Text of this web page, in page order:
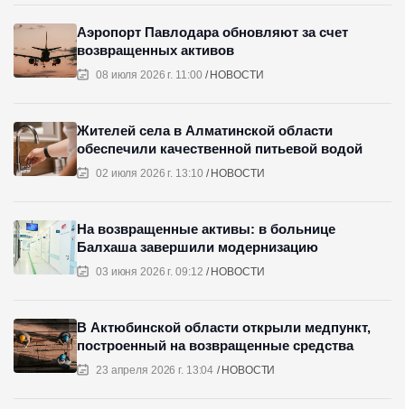
08 июля 2026 г. 11:00 НОВОСТИ
Аэропорт Павлодара обновляют за счет
возвращенных активов
02 июля 2026 г. 13:10 НОВОСТИ
Жителей села в Алматинской области
обеспечили качественной питьевой водой
03 июня 2026 г. 09:12 НОВОСТИ
На возвращенные активы: в больнице
Балхаша завершили модернизацию
23 апреля 2026 г. 13:04 НОВОСТИ
В Актюбинской области открыли медпункт,
построенный на возвращенные средства